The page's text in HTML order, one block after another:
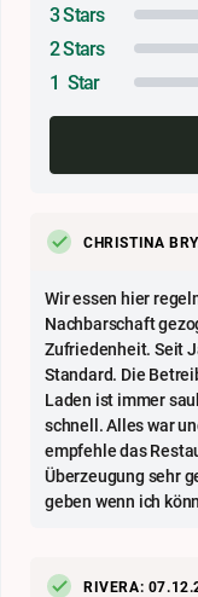
3 Stars
2 Stars
1 Star
CHRISTINA
Wir essen hier
Nachbarschaft
Zufriedenheit. Seit
Standard. Die
Laden ist immer
schnell. Alles war
empfehle das
Überzeugung sehr
geben wenn ich
RIVERA: